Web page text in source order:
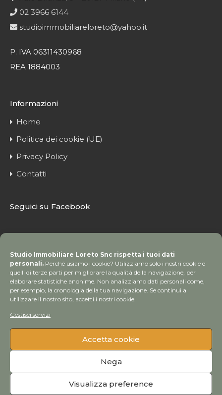
Studio Immobiliare Loreto Snc rispetta i tuoi dati
personali. Perché usiamo i cookie? Utilizziamo solo i nostri cookie e
quelli di terze parti per migliorare la qualità della navigazione, per
elaborare statistiche anonime. Non analizziamo dati personali come,
per esempio, la cronologia della tua navigazione. Se continui a
utilizzare il nostro sito, accetti i nostri cookie.
Gestisci servizi
Accetta cookie
Nega
Visualizza preference
02 3966 6144
studioimmobiliareloreto@yahoo.it
P. IVA 06311430968
REA 1884003
Informazioni
Home
Politica dei cookie (UE)
Privacy Policy
Contatti
Seguici su Facebook
© Copyright 2020 Studio Immobiliare Loreto | Tutti i
diritti sono riservati
Credits